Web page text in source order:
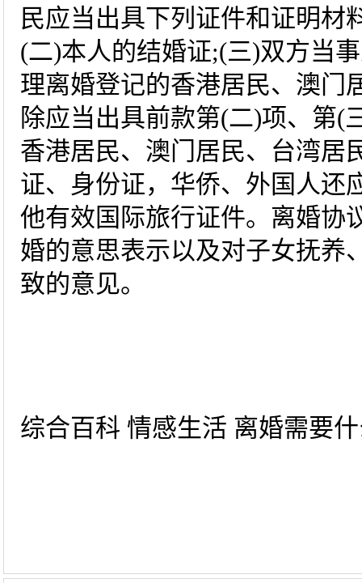
民应当出具下列证件和证明材
(二)本人的结婚证;(三)双方当
理离婚登记的香港居民、澳门
除应当出具前款第(二)项、第(
香港居民、澳门居民、台湾居
证、身份证，华侨、外国人还
他有效国际旅行证件。离婚协
婚的意思表示以及对子女抚养
致的意见。
综合百科 情感生活 离婚需要